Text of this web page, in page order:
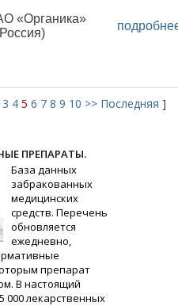
«Органика»
3 4 5 6 7 8 9 10 >> Последняя ]
ПРЕПАРАТЫ.
База данных
забракованных
медицинских
средств. Перечень
обновляется
ежедневно,
препарат
В настоящий
000 лекарственных